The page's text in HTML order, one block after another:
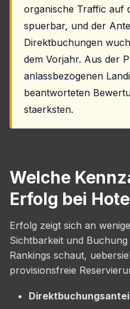
organische Traffic auf
spuerbar, und der
Direktbuchungen
dem Vorjahr. Aus der
anlassbezogenen
beantworteten
staerksten.
Welche
Erfolg bei
Erfolg zeigt sich an
Sichtbarkeit und
Rankings schaut,
provisionsfreie